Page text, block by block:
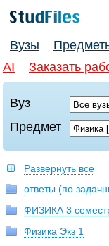
Вузы
AI
Заказать
Вуз
Предмет
Развернуть все
ответы (по
ФИЗИКА 3
Физика Экз 1